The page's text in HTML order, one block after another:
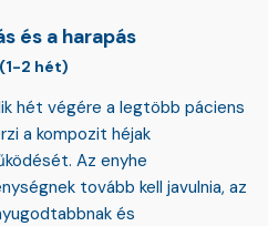
és a harapás
(1-2 hét)
hét végére a legtöbb páciens
a kompozit héjak
Az enyhe
tovább kell javulnia, az
és